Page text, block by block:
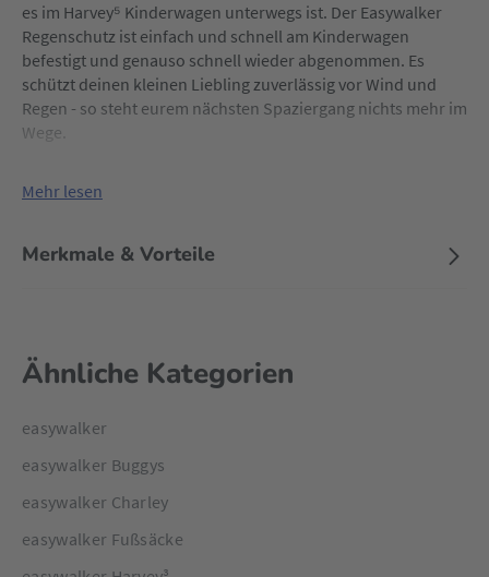
es im Harvey⁵ Kinderwagen unterwegs ist. Der Easywalker
Regenschutz ist einfach und schnell am Kinderwagen
befestigt und genauso schnell wieder abgenommen. Es
schützt deinen kleinen Liebling zuverlässig vor Wind und
Regen - so steht eurem nächsten Spaziergang nichts mehr im
Wege.
Mehr lesen
Merkmale & Vorteile
Ähnliche Kategorien
easywalker
easywalker Buggys
easywalker Charley
easywalker Fußsäcke